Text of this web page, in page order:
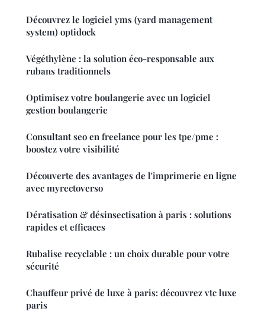
Découvrez le logiciel yms (yard management
system) optidock
Végéthylène : la solution éco-responsable aux
rubans traditionnels
Optimisez votre boulangerie avec un logiciel
gestion boulangerie
Consultant seo en freelance pour les tpe/pme :
boostez votre visibilité
Découverte des avantages de l'imprimerie en ligne
avec myrectoverso
Dératisation & désinsectisation à paris : solutions
rapides et efficaces
Rubalise recyclable : un choix durable pour votre
sécurité
Chauffeur privé de luxe à paris: découvrez vtc luxe
paris